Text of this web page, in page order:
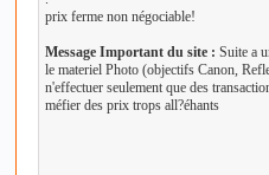
prix ferme non négociable!
Message Important du site : Suite a
le materiel Photo (objectifs Canon,
n'effectuer seulement que des
méfier des prix trops all?éhants